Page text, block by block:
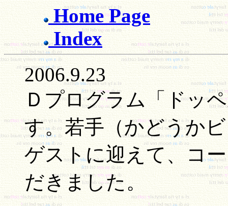
Home Page
Index
2006.9.23
Ｄプログラム「ドッ
す。若手（かどうか
ゲストに迎えて、コ
だきました。